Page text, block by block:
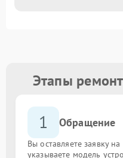
Этапы
1 Обращение
Вы оставляете заявку
указываете модель